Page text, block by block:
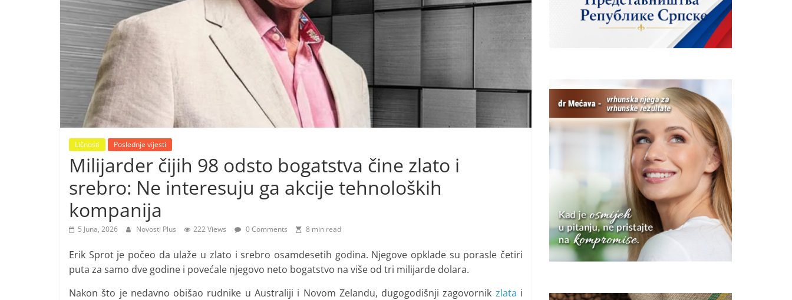
i
t
v
n
h
v
Ličnosti Poslednje vijesti
Milijarder čijih 98 odsto bogatstva čine zlato i
srebro: Ne interesuju ga akcije tehnoloških
kompanija
5 Juna, 2026 Novosti Plus 222 Views 0 Comments 8 min read
Erik Sprot je počeo da ulaže u zlato i srebro osamdesetih godina. Njegove opklade su porasle četiri
puta za samo dve godine i povećale njegovo neto bogatstvo na više od tri milijarde dolara.
Nakon što je nedavno obišao rudnike u Australiji i Novom Zelandu, dugogodišnji zagovornik zlata i